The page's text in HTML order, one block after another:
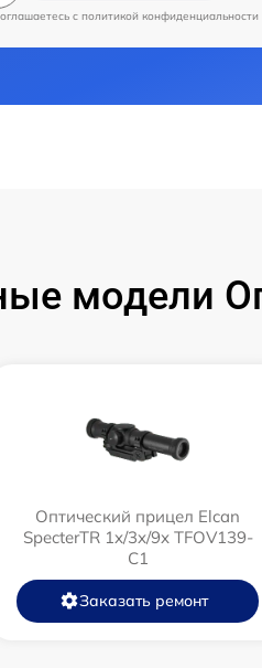
c политикой конфиденциальности
модели
Оптический прицел Elcan
SpecterTR 1x/3x/9x TFOV139-
C1
Заказать ремонт